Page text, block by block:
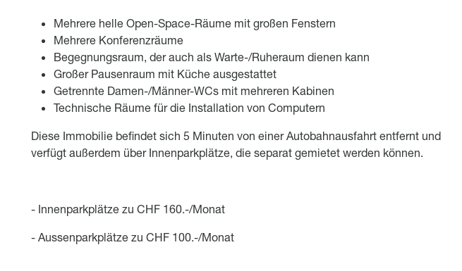
Mehrere helle Open-Space-Räume mit großen Fenstern
Mehrere Konferenzräume
Begegnungsraum, der auch als Warte-/Ruheraum dienen kann
Großer Pausenraum mit Küche ausgestattet
Getrennte Damen-/Männer-WCs mit mehreren Kabinen
Technische Räume für die Installation von Computern
Diese Immobilie befindet sich 5 Minuten von einer Autobahnausfahrt entfernt und
verfügt außerdem über Innenparkplätze, die separat gemietet werden können.
- Innenparkplätze zu CHF 160.-/Monat
- Aussenparkplätze zu CHF 100.-/Monat